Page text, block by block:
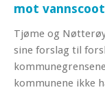
mot
Tjøme og
sine forslag til
kommunene ikke